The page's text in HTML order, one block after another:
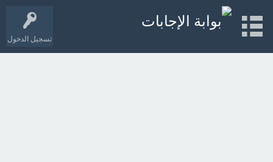
تسجيل الدخول